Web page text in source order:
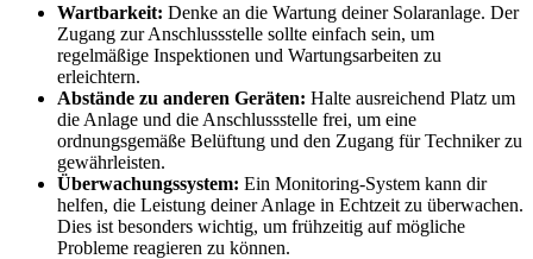
Wartbarkeit: Denke⁢ an die Wartung deiner Solaranlage. Der‌
Zugang zur Anschlussstelle sollte einfach⁤ sein, um
regelmäßige⁢ Inspektionen und Wartungsarbeiten zu
⁤erleichtern.
Abstände‌ zu ‍anderen Geräten: Halte ​ausreichend Platz um
die ​Anlage⁣ und die Anschlussstelle frei, um eine
ordnungsgemäße Belüftung und den Zugang für Techniker zu
gewährleisten.
Überwachungssystem: Ein Monitoring-System kann dir
helfen, die Leistung ⁤deiner Anlage in Echtzeit zu überwachen.
Dies ist besonders wichtig, um frühzeitig auf mögliche
Probleme reagieren zu können.